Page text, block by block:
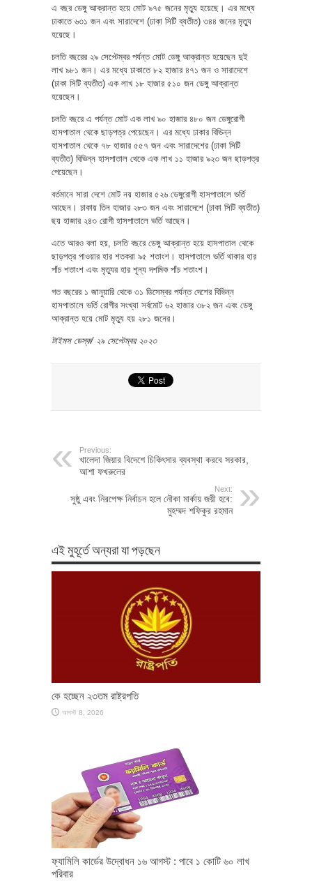
এ বছর ডেঙ্গু আক্রান্ত হয়ে মোট ৯৭৫ জনের মৃত্যু হয়েছে। এর মধ্যে
ঢাকাতে ৬৩১ জন এবং সারাদেশে (ঢাকা সিটি ব্যতীত) ৩৪৪ জনের মৃত্যু
হয়েছে।
চলতি বছরের ২৯ সেপ্টেম্বর পর্যন্ত মোট ডেঙ্গু আক্রান্ত হয়েছেন দুই
লাখ ৯৮১ জন। এর মধ্যে ঢাকাতে ৮২ হাজার ৪৭১ জন ও সারাদেশে
(ঢাকা সিটি ব্যতীত) এক লাখ ১৮ হাজার ৫১০ জন ডেঙ্গু আক্রান্ত
হয়েছেন।
চলতি বছরে এ পর্যন্ত মোট এক লাখ ৯০ হাজার ৪৮০ জন ডেঙ্গুরোগী
হাসপাতাল থেকে ছাড়পত্র পেয়েছেন। এর মধ্যে ঢাকার বিভিন্ন
হাসপাতাল থেকে ৭৮ হাজার ৫৫৭ জন এবং সারাদেশের (ঢাকা সিটি
ব্যতীত) বিভিন্ন হাসপাতাল থেকে এক লাখ ১১ হাজার ৯২৩ জন ছাড়পত্র
পেয়েছেন।
বর্তমানে সারা দেশে মোট নয় হাজার ৫২৬ ডেঙ্গুরোগী হাসপাতালে ভর্তি
আছেন। ঢাকায় তিন হাজার ২৮৩ জন এবং সারাদেশে (ঢাকা সিটি ব্যতীত)
ছয় হাজার ২৪৩ রোগী হাসপাতালে ভর্তি আছেন।
এতে আরও বলা হয়, চলতি বছরে ডেঙ্গু আক্রান্ত হয়ে হাসপাতাল থেকে
ছাড়পত্র পাওয়ার হার শতকরা ৯৫ শতাংশ। হাসপাতালে ভর্তি থাকার হার
পাঁচ শতাংশ এবং মৃত্যুর হার শূন্য দশমিক পাঁচ শতাংশ।
গত বছরের ১ জানুয়ারি থেকে ৩১ ডিসেম্বর পর্যন্ত দেশের বিভিন্ন
হাসপাতালে ভর্তি রোগীর সংখ্যা সর্বমোট ৬২ হাজার ৩৮২ জন এবং ডেঙ্গু
আক্রান্ত হয়ে মোট মৃত্যু হয় ২৮১ জনের।
টাইমস ডেস্ক/ ২৯ সেপ্টেম্বর ২০২৩
Previous:
খালেদা জিয়ার বিদেশে চিকিৎসার ব্যবস্থা করবে সরকার,
আশা ফখরুলের
Next:
সুষ্ঠু এবং নিরপেক্ষ নির্বাচন হলে নৌকা মার্কায় জয়ী হবে:
মুহম্মদ শফিকুর রহমান
এই মুহূর্তে অন্যরা যা পড়ছেন
কে হচ্ছেন ২৩তম রাষ্ট্রপতি
আগস্ট 8, 2026
ফ্যামিলি কার্ডের উদ্বোধন ১৬ আগস্ট : পাবে ১ কোটি ৬০ লাখ
পরিবার